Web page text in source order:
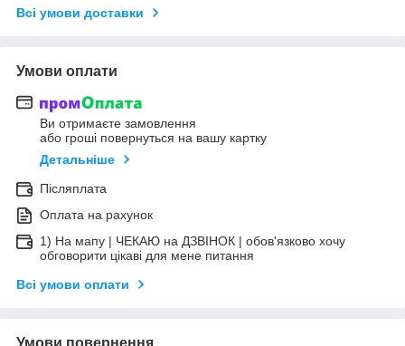
Всі умови доставки
Умови оплати
Ви отримаєте замовлення
або гроші повернуться на вашу картку
Детальніше
Післяплата
Оплата на рахунок
1) На мапу | ЧЕКАЮ на ДЗВІНОК | обов'язково хочу
обговорити цікаві для мене питання
Всі умови оплати